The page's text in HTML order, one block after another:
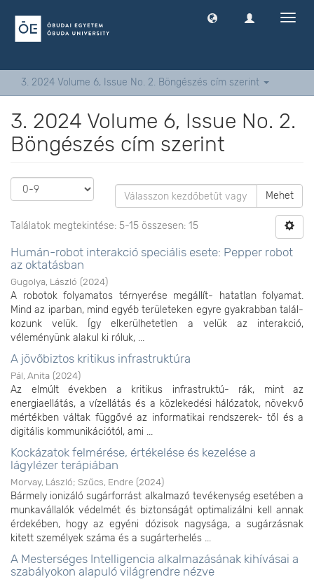
3. 2024 Volume 6, Issue No. 2. Böngészés cím szerint
3. 2024 Volume 6, Issue No. 2.
Böngészés cím szerint
Mehet
Találatok megtekintése: 5-15 összesen: 15
Humán-robot interakció speciális esete: Pepper robot
az oktatásban
Gugolya, László (2024)
A robotok folyamatos térnyerése megállít- hatatlan folyamat.
Mind az iparban, mind egyéb területeken egyre gyakrabban talál-
kozunk velük. Így elkerülhetetlen a velük az interakció,
véleményünk alakul ki róluk, ...
A jövőbiztos kritikus infrastruktúra
Pál, Anita (2024)
Az elmúlt években a kritikus infrastruktú- rák, mint az
energiaellátás, a vízellátás és a közlekedési hálózatok, növekvő
mértékben váltak függővé az informatikai rendszerek- től és a
digitális kommunikációtól, ami ...
Kockázatok felmérése, értékelése és kezelése a
lágylézer terápiában
Morvay, László; Szűcs, Endre (2024)
Bármely ionizáló sugárforrást alkalmazó tevékenység esetében a
munkavállalók védelmét és biztonságát optimalizálni kell annak
érdekében, hogy az egyéni dózisok nagysága, a sugárzásnak
kitett személyek száma és a sugárterhelés ...
A Mesterséges Intelligencia alkalmazásának kihívásai a
szabályokon alapuló világrendre nézve